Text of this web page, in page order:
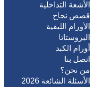
الأشعة التداخلية
قصص نجاح
الأورام الليفية
البروستاتا
أورام الكبد
اتصل بنا
من نحن؟
الأسئلة الشائعة 2026